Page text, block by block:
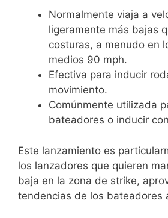
Normalmente viaja a
ligeramente más bajas
costuras, a menudo en
medios 90 mph.
Efectiva para inducir
movimiento.
Comúnmente utilizada
bateadores o inducir
Este lanzamiento es
los lanzadores que quieren
baja en la zona de strike,
tendencias de los bateadores